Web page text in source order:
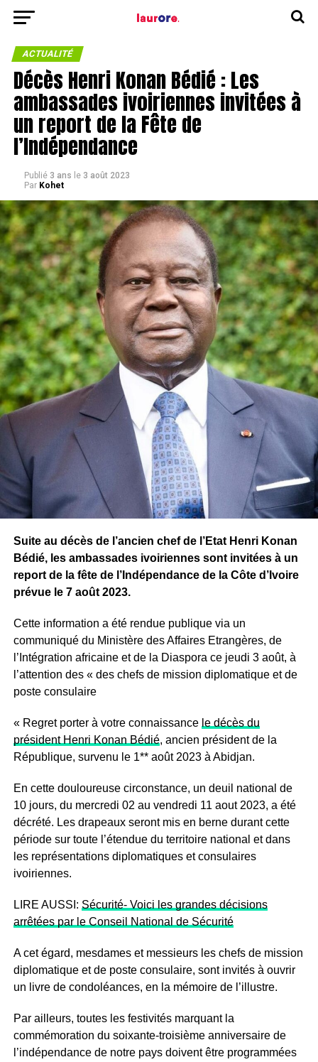
ACTUALITÉ
Décès Henri Konan Bédié : Les
ambassades ivoiriennes invitées à
un report de la Fête de
l’Indépendance
Publié 3 ans le 3 août 2023
Par Kohet
Suite au décès de l’ancien chef de l’Etat Henri Konan
Bédié, les ambassades ivoiriennes sont invitées à un
report de la fête de l’Indépendance de la Côte d’Ivoire
prévue le 7 août 2023.
Cette information a été rendue publique via un
communiqué du Ministère des Affaires Etrangères, de
l’Intégration africaine et de la Diaspora ce jeudi 3 août, à
l’attention des « des chefs de mission diplomatique et de
poste consulaire
« Regret porter à votre connaissance le décès du
président Henri Konan Bédié, ancien président de la
République, survenu le 1** août 2023 à Abidjan.
En cette douloureuse circonstance, un deuil national de
10 jours, du mercredi 02 au vendredi 11 aout 2023, a été
décrété. Les drapeaux seront mis en berne durant cette
période sur toute l’étendue du territoire national et dans
les représentations diplomatiques et consulaires
ivoiriennes.
LIRE AUSSI: Sécurité- Voici les grandes décisions
arrêtées par le Conseil National de Sécurité
A cet égard, mesdames et messieurs les chefs de mission
diplomatique et de poste consulaire, sont invités à ouvrir
un livre de condoléances, en la mémoire de l’illustre.
Par ailleurs, toutes les festivités marquant la
commémoration du soixante-troisième anniversaire de
l’indépendance de notre pays doivent être programmées